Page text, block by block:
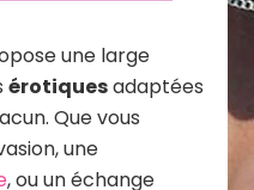
une large
érotiquesadaptées
Que vous
une
, ou un échange